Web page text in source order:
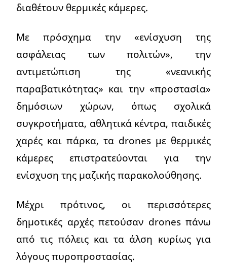
διαθέτουν θερμικές κάμερες.
Με πρόσχημα την «ενίσχυση της
ασφάλειας των πολιτών», την
αντιμετώπιση της «νεανικής
παραβατικότητας» και την «προστασία»
δημόσιων χώρων, όπως σχολικά
συγκροτήματα, αθλητικά κέντρα, παιδικές
χαρές και πάρκα, τα drones με θερμικές
κάμερες επιστρατεύονται για την
ενίσχυση της μαζικής παρακολούθησης.
Μέχρι πρότινος, οι περισσότερες
δημοτικές αρχές πετούσαν drones πάνω
από τις πόλεις και τα άλση κυρίως για
λόγους πυροπροστασίας.